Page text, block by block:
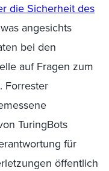
die Sicherheit des
angesichts
bei den
auf Fragen zum
Forrester
TuringBots
für
öffentlich